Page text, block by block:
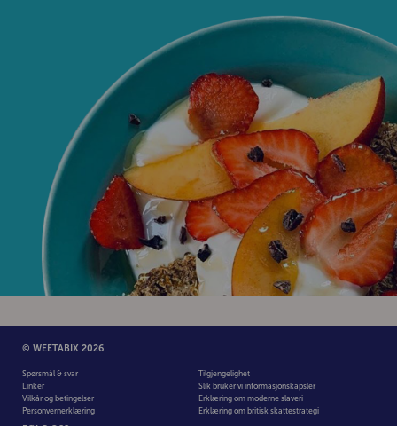
© WEETABIX 2026
Spørsmål & svar
Linker
Vilkår og betingelser
Personvernerklæring
Tilgjengelighet
Slik bruker vi informasjonskapsler
Erklæring om moderne slaveri
Erklæring om britisk skattestrategi